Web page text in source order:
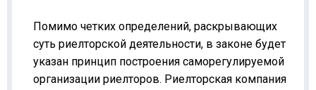
Помимо четких определений, раскрывающих
суть риелторской деятельности, в законе будет
указан принцип построения саморегулируемой
организации риелторов. Риелторская компания